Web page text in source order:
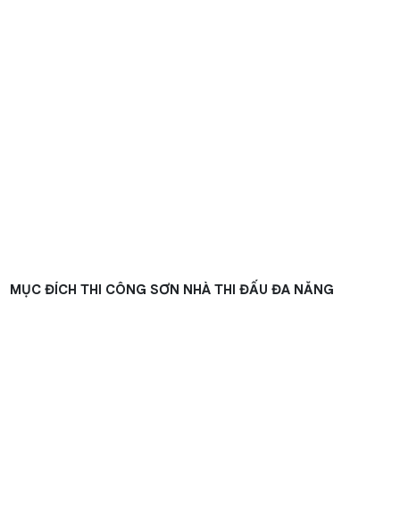
MỤC ĐÍCH THI CÔNG SƠN NHÀ THI ĐẤU ĐA NĂNG